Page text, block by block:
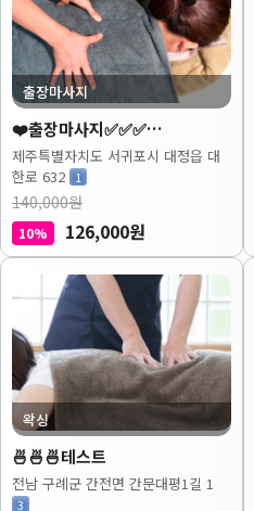
출장마사지
❤️출장마사지✅✅✅…
제주특별자치도 서귀포시 대정읍 대
한로 632 1
140,000원
10% 126,000원
왁싱
🍜🍜🍜테스트
전남 구례군 간전면 간문대평1길 1
3